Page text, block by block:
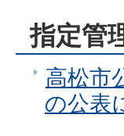
指定管
高松市
の公表